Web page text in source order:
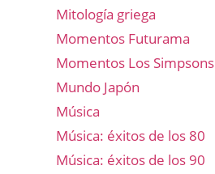
Mitología griega
Momentos Futurama
Momentos Los Simpsons
Mundo Japón
Música
Música: éxitos de los 80
Música: éxitos de los 90